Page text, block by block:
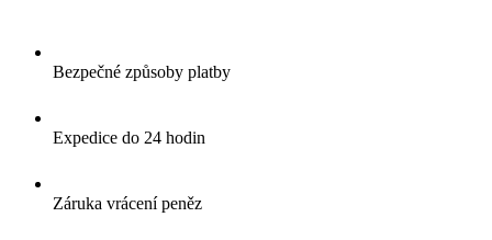
Bezpečné způsoby platby
Expedice do 24 hodin
Záruka vrácení peněz